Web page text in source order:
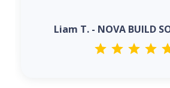
T. - NOVA BUILD SOLUTIONS